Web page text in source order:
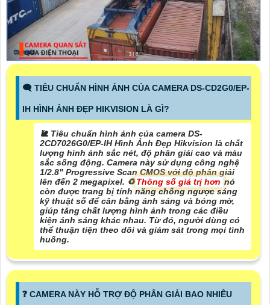
🗨️ TIÊU CHUẨN HÌNH ẢNH CỦA CAMERA DS-CD2G0/EP-
IH HÌNH ẢNH ĐẸP HIKVISION LÀ GÌ?
🐌 Tiêu chuẩn hình ảnh của camera DS-
2CD7026G0/EP-IH Hình Ảnh Đẹp Hikvision là chất
lượng hình ảnh sắc nét, độ phân giải cao và màu
sắc sống động. Camera này sử dụng công nghệ
1/2.8" Progressive Scan CMOS với độ phân giải
lên đến 2 megapixel. ♻Thông số giá trị hơn nó
còn được trang bị tính năng chống ngược sáng
kỹ thuật số để cân bằng ánh sáng và bóng mờ,
giúp tăng chất lượng hình ảnh trong các điều
kiện ánh sáng khác nhau. Từ đó, người dùng có
thể thuận tiện theo dõi và giám sát trong mọi tình
huống.
️❓ CAMERA NÀY HỖ TRỢ ĐỘ PHÂN GIẢI BAO NHIÊU